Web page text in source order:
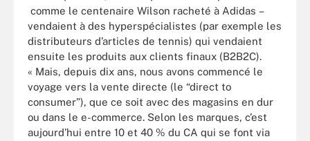
comme le centenaire Wilson racheté à Adidas –
vendaient à des hyperspécialistes (par exemple les
distributeurs d’articles de tennis) qui vendaient
ensuite les produits aux clients finaux (B2B2C).
« Mais, depuis dix ans, nous avons commencé le
voyage vers la vente directe (le “direct to
consumer”), que ce soit avec des magasins en dur
ou dans le e-commerce. Selon les marques, c’est
aujourd’hui entre 10 et 40 % du CA qui se font via